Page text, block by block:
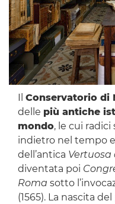
Conservatorio di
delle più antiche
mondo, le cui
indietro nel tempo
dell’antica Vertuosa
diventata poi
Roma sotto
(1565). La nascita